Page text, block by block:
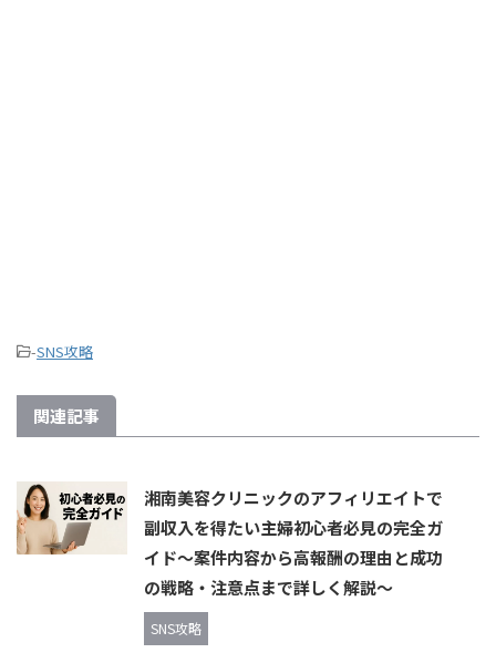
-SNS攻略
関連記事
湘南美容クリニックのアフィリエイトで
副収入を得たい主婦初心者必見の完全ガ
イド〜案件内容から高報酬の理由と成功
の戦略・注意点まで詳しく解説〜
SNS攻略